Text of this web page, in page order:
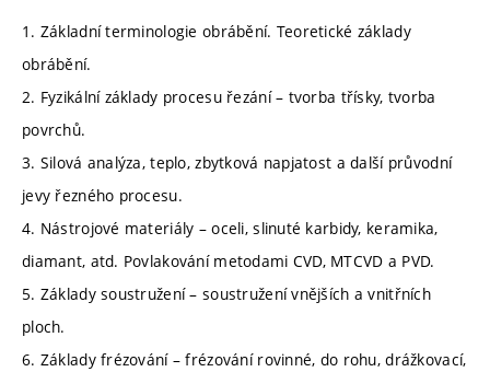
1. Základní terminologie obrábění. Teoretické základy
obrábění.
2. Fyzikální základy procesu řezání – tvorba třísky, tvorba
povrchů.
3. Silová analýza, teplo, zbytková napjatost a další průvodní
jevy řezného procesu.
4. Nástrojové materiály – oceli, slinuté karbidy, keramika,
diamant, atd. Povlakování metodami CVD, MTCVD a PVD.
5. Základy soustružení – soustružení vnějších a vnitřních
ploch.
6. Základy frézování – frézování rovinné, do rohu, drážkovací,